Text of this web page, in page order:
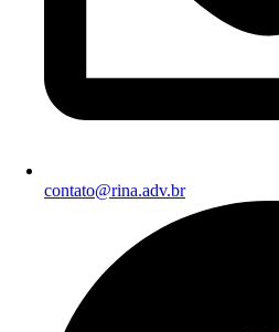
contato@rina.adv.br